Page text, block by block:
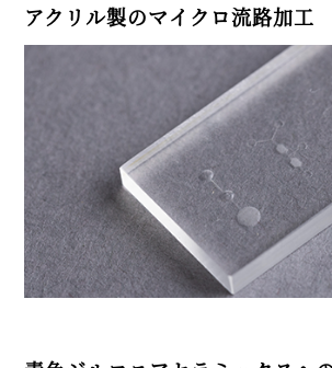
アクリル製のマイクロ流路加工